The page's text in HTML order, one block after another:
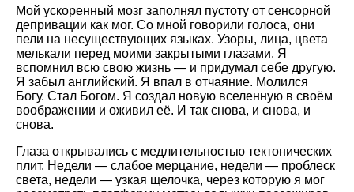
Мой ускоренный мозг заполнял пустоту от сенсорной
депривации как мог. Со мной говорили голоса, они
пели на несуществующих языках. Узоры, лица, цвета
мелькали перед моими закрытыми глазами. Я
вспомнил всю свою жизнь — и придумал себе другую.
Я забыл английский. Я впал в отчаяние. Молился
Богу. Стал Богом. Я создал новую вселенную в своём
воображении и оживил её. И так снова, и снова, и
снова.
Глаза открывались с медлительностью тектонических
плит. Недели — слабое мерцание, недели — проблеск
света, недели — узкая щелочка, через которую я мог